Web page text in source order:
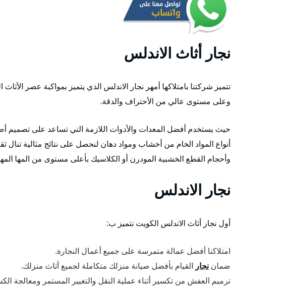
نجار أثاث الاندلس
تتميز شركتنا بامتلاكها أمهر نجار الاندلس الذي يتميز بمواكبة عصر
وعلى مستوى عالي من الأحتراف والدقة.
حيث يستخدم أفضل المعدات والأدوات اللازمة التي تساعد على تصميم
أنواع المواد الخام من أخشاب ومواد دهان لنحصل على نتائج مثالية تنال
وأحجام القطع الخشبية المودرن أو الكلاسيك بأعلى مستوى من المها
نجار الاندلس
أول نجار أثاث الاندلس الكويت نتميز ب:
امتلاكنا أفضل عمالة متمرسة على جميع أعمال النجارة.
ضمان نجار القيام بأفضل صيانة منزلك متكاملة لجميع أثاث منزلك.
ترميم العفش من تكسير أثناء عملية النقل والتغيير المستمر ومعالجة